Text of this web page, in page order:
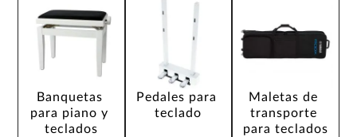
Banquetas
para piano y
teclados
Pedales para
teclado
Maletas de
transporte
para teclados